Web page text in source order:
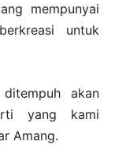
mempunyai
untuk
akan
yang kami
Amang.